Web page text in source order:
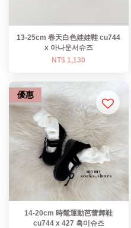
13-25cm 春天白色娃娃鞋 cu744
x 아나운서슈즈
NT$ 1,130
優惠
14-20cm 時髦運動芭蕾舞鞋
cu744 x 427 흑미슈즈